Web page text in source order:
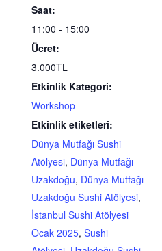
Saat:
11:00 - 15:00
Ücret:
3.000TL
Etkinlik Kategori:
Workshop
Etkinlik etiketleri:
Dünya Mutfağı Sushi
Atölyesi, Dünya Mutfağı
Uzakdoğu, Dünya Mutfağı
Uzakdoğu Sushi Atölyesi,
İstanbul Sushi Atölyesi
Ocak 2025, Sushi